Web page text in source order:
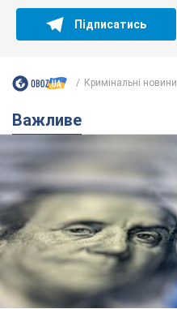
Підписатись
Кримінальні новини
Важливе